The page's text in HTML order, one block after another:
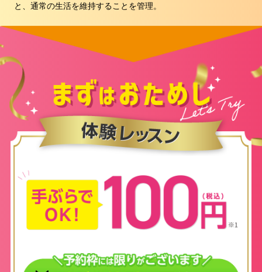
と、通常の生活を維持することを管理。